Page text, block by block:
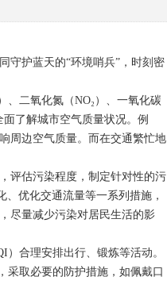
护蓝天的“环境哨兵”，时刻密
二氧化氮（NO₂）、一氧化碳
了解城市空气质量状况。例
周边空气质量。而在交通繁忙地
评估污染程度，制定针对性的污
优化交通流量等一系列措施，
尽量减少污染对居民生活的影
合理安排出行、锻炼等活动。
采取必要的防护措施，如佩戴口